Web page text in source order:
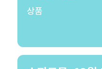
상품